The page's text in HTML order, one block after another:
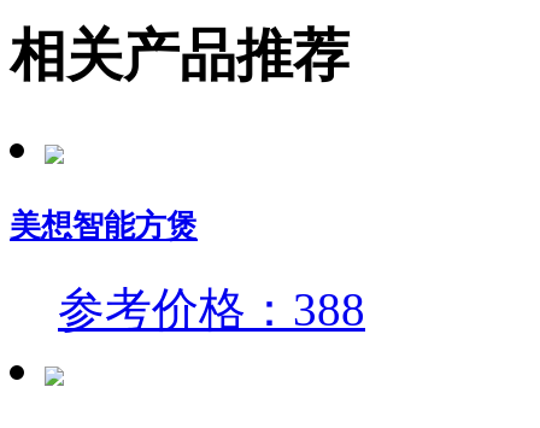
相关产品推荐
美想智能方煲
参考价格：388